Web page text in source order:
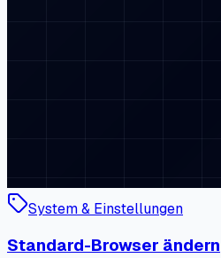
System & Einstellungen
Standard-Browser ändern